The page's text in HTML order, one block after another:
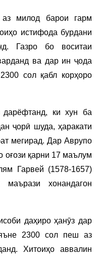
милод барои гарм
истифода бурдани
Газро бо воситаи
ва дар ин ҷода
сол қабл корҳоро
ки хун ба
ҷорӣ шуда, ҳаракати
мегирад. Дар Аврупо
оғози қарни 17 маълум
Гарвей (1578-1657)
хонандагон
даҳиро ҳанӯз дар
2300 сол пеш аз
Хитоиҳо аввалин